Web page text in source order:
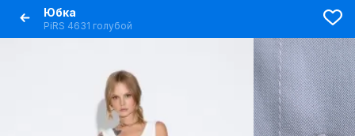
Юбка
PiRS 4631 голубой